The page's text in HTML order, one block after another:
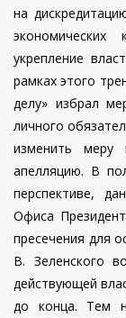
на
укрепление
рамках этого
делу» избрал
личного
изменить меру
апелляцию. В
перспективе,
Офиса
пресечения для
В. Зеленского
действующей
до конца. Тем